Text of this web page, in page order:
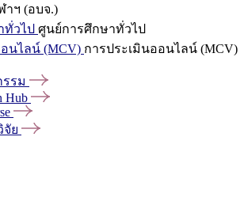
าฯ (อบจ.)
ทั่วไป ศูนย์การศึกษาทั่วไป
นไลน์ (MCV) การประเมินออนไลน์ (MCV)
รม
Hub
จัย